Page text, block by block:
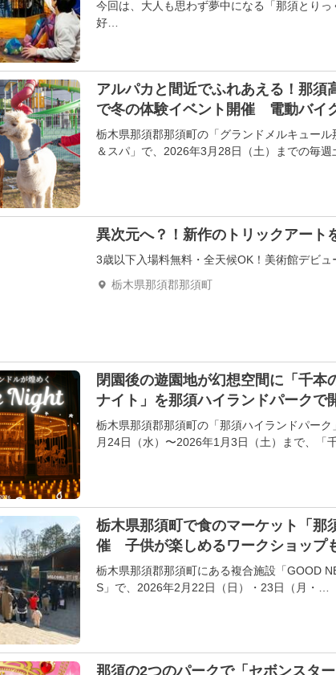
今回は、大人も思わず夢中になる「那須とりっ
好…
アルパカと間近でふれあえる！那須
で冬の体験イベント開催 電動バイ
栃木県那須郡那須町の「グランドメルキュール
＆スパ」で、2026年3月28日（土）までの毎週
異次元へ？！新作のトリックアート
3歳以下入場料無料・全天候OK！美術館デビュ
栃木県那須郡那須町
閉園後の遊園地が幻想空間に「千本
ナイト」を那須ハイランドパークで
栃木県那須郡那須町の「那須ハイランドパーク
月24日（水）〜2026年1月3日（土）まで、「
栃木県那須町で食のマーケット「那
催 子供が楽しめるワークショップ
栃木県那須郡那須町にある複合施設「GOOD
S」で、2026年2月22日（日）・23日（月・…
那須の2つのパークで「セボンスタ